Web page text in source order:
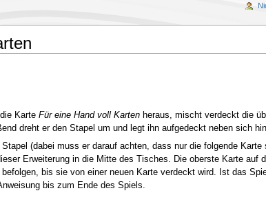
Karte Für eine Hand voll Kartenheraus, mischt verdeckt die
dreht er den Stapel um und legt ihn aufgedeckt neben sich
(dabei muss er darauf achten, dass nur die folgende Karte
Erweiterung in die Mitte des Tisches. Die oberste Karte auf
bis sie von einer neuen Karte verdeckt wird. Ist das
bis zum Ende des Spiels.